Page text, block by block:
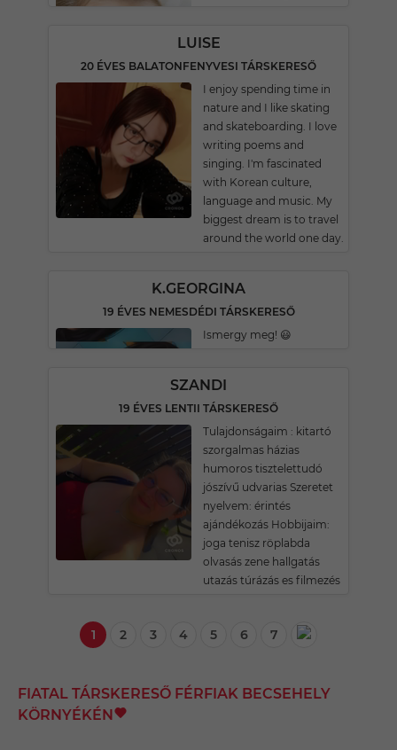
LUISE
20 ÉVES BALATONFENYVESI TÁRSKERESŐ
I enjoy spending time in
nature and I like skating
and skateboarding. I love
writing poems and
singing. I'm fascinated
with Korean culture,
language and music. My
biggest dream is to travel
around the world one day.
K.GEORGINA
19 ÉVES NEMESDÉDI TÁRSKERESŐ
Ismergy meg! 😃
SZANDI
19 ÉVES LENTII TÁRSKERESŐ
Tulajdonságaim : kitartó
szorgalmas házias
humoros tisztelettudó
jószívű udvarias Szeretet
nyelvem: érintés
ajándékozás Hobbijaim:
joga tenisz röplabda
olvasás zene hallgatás
utazás túrázás es filmezés
1 2 3 4 5 6 7
FIATAL TÁRSKERESŐ FÉRFIAK BECSEHELY
KÖRNYÉKÉN